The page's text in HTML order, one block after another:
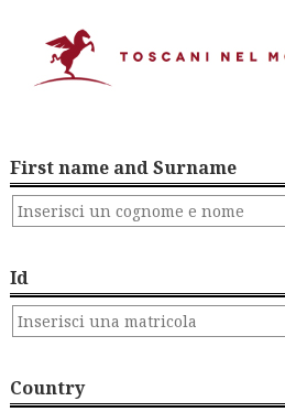
First name and Surname
Id
Country